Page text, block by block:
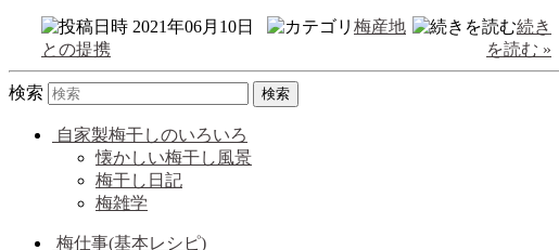
2021年06月10日
梅産地
との提携
続き
を読む »
検索
自家製梅干しのいろいろ
懐かしい梅干し風景
梅干し日記
梅雑学
梅仕事(基本レシピ)